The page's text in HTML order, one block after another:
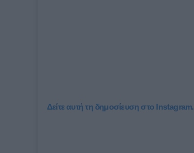
Δείτε αυτή τη δημοσίευση στο Instagram.